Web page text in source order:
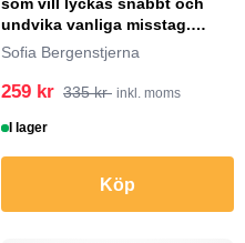
undvika vanliga misstag.
Steg-för-ste...
Sofia Bergenstjerna
259 kr 335 kr inkl. moms
I lager
Köp